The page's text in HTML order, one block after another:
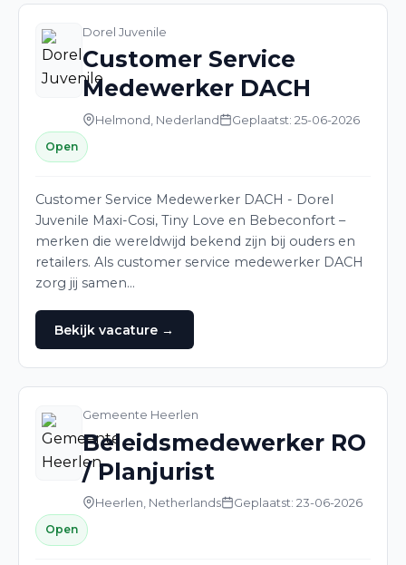
Dorel Juvenile
Customer Service
Medewerker DACH
Helmond, Nederland Geplaatst: 25-06-2026
Open
Customer Service Medewerker DACH - Dorel
Juvenile Maxi-Cosi, Tiny Love en Bebeconfort –
merken die wereldwijd bekend zijn bij ouders en
retailers. Als customer service medewerker DACH
zorg jij samen…
Bekijk vacature →
Gemeente Heerlen
Beleidsmedewerker RO
/ Planjurist
Heerlen, Netherlands Geplaatst: 23-06-2026
Open